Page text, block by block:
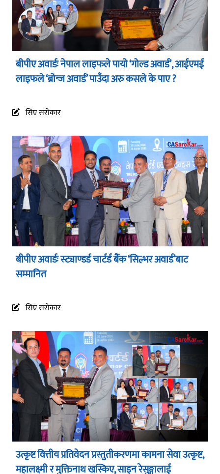
बीपीए अवार्डः नेपाल लाइफले पायो ‘गोल्ड अवार्ड’, आईएमई
लाइफले ‘ब्रोन्ज अवार्ड’ पाउँदा अरु कसले के पाए ?
सिए सरोकार
बीपीए अवार्डः स्ट्याण्डर्ड चार्टर्ड बैंक ‘सिल्भर अवार्ड’बाट
सम्मानित
सिए सरोकार
उत्कृष्ट वित्तीय प्रतिवेदन प्रस्तुतीकरणमा कामना सेवा उत्कृष्ट,
महालक्ष्मी र मुक्तिनाथ खस्किए, साइन रेसुङ्गालाई